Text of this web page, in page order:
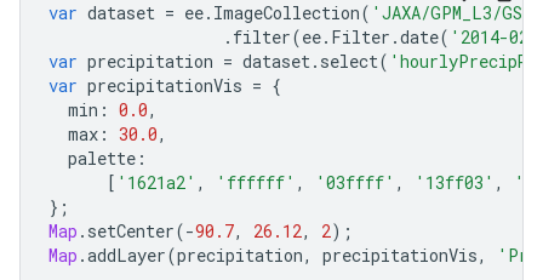
var dataset = ee. ImageCollection( 'JAXA/GPM_L3/
. filter(ee. Filter .date( '2014-
var precipitation = dataset. select(
var precipitationVis = {
min : 0.0,
max : 30.0,
palette :
[ '1621a2' , 'ffffff' , '03ffff' , '13ff03' ,
};
Map . setCenter(-90.7, 26.12, 2);
Map .addLayer(precipitation, precipitationVis,